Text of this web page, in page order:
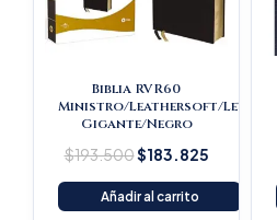
Biblia RVR60
Ministro/Leathersoft/Letra
Gigante/Negro
$193.500$183.825
Añadir al carrito